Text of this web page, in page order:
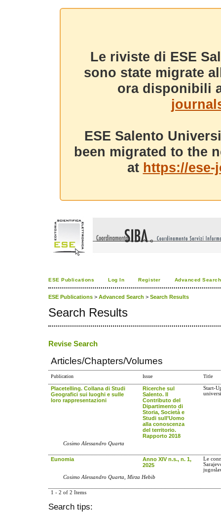
Le riviste di ESE
sono state migrate
ora disponibili
ESE Salento
been migrated to the
at https://
ESE Publications Log In Register Advanced Search
ESE Publications > Advanced Search > Search Results
Search Results
Revise Search
Articles/Chapters/Volumes
Publication Issue Title
Placetelling. Collana di Studi
Geografici sui luoghi e sulle
loro rappresentazioni
Ricerche sul
Salento. Il
Contributo del
Dipartimento di
Storia, Società e
Studi sull’Uomo
alla conoscenza
del territorio.
Rapporto 2018
Start-
Cosimo Alessandro Quarta
Eunomia
Anno XIV n.s., n. 1,
2025
Le
Cosimo Alessandro Quarta, Mirza Hebib
1 - 2 of 2 Items
Search tips: